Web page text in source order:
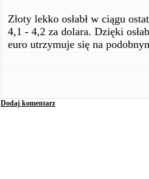
Złoty lekko osłabł w ciągu
4,1 - 4,2 za dolara. Dzięki
euro utrzymuje się na
Dodaj komentarz